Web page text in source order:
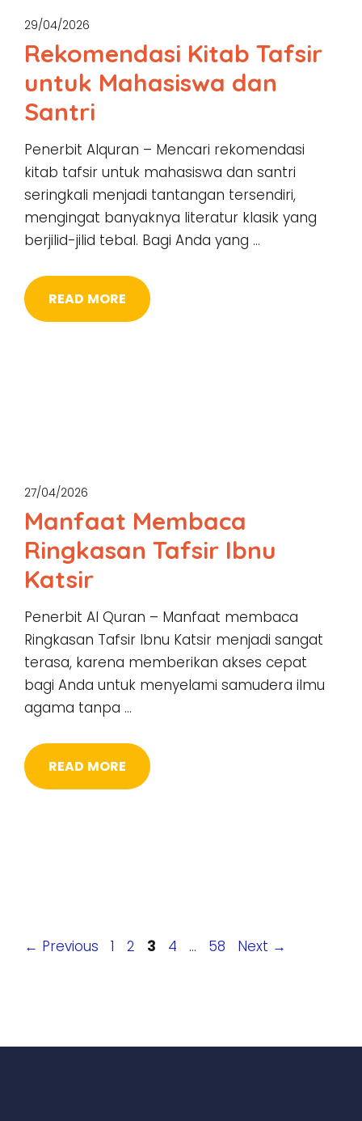
29/04/2026
Rekomendasi Kitab Tafsir
untuk Mahasiswa dan
Santri
Penerbit Alquran – Mencari rekomendasi
kitab tafsir untuk mahasiswa dan santri
seringkali menjadi tantangan tersendiri,
mengingat banyaknya literatur klasik yang
berjilid-jilid tebal. Bagi Anda yang …
READ MORE
27/04/2026
Manfaat Membaca
Ringkasan Tafsir Ibnu
Katsir
Penerbit Al Quran – Manfaat membaca
Ringkasan Tafsir Ibnu Katsir menjadi sangat
terasa, karena memberikan akses cepat
bagi Anda untuk menyelami samudera ilmu
agama tanpa …
READ MORE
← Previous Page
1 Page
2 Page
3 Page
4 … Page
58 Next →